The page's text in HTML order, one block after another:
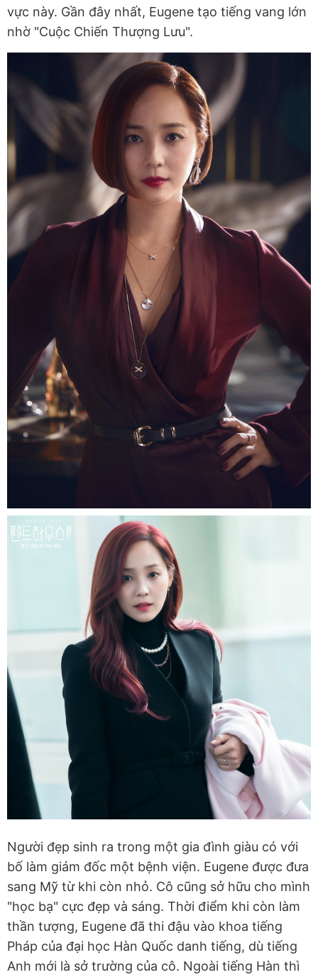
vực này. Gần đây nhất, Eugene tạo tiếng vang lớn
nhờ "Cuộc Chiến Thượng Lưu".
Người đẹp sinh ra trong một gia đình giàu có với
bố làm giám đốc một bệnh viện. Eugene được đưa
sang Mỹ từ khi còn nhỏ. Cô cũng sở hữu cho mình
"học bạ" cực đẹp và sáng. Thời điểm khi còn làm
thần tượng, Eugene đã thi đậu vào khoa tiếng
Pháp của đại học Hàn Quốc danh tiếng, dù tiếng
Anh mới là sở trường của cô. Ngoài tiếng Hàn thì